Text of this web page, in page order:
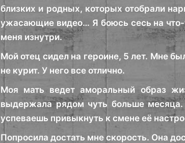
близких и родных, которых отобрали
ужасающие видео… Я боюсь сесь на что-
меня изнутри.
Мой отец сидел на героине, 5 лет. Мне
не курит. У него все отлично.
Моя мать ведет аморальный образ
выдержала рядом чуть больше
успеваешь привыкнуть к смене её
Попросила достать мне скорость. Она